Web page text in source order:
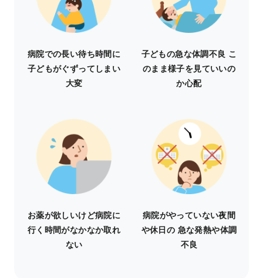
病院での長い待ち時間に
子どもがぐずってしまい
大変
子どもの急な体調不良 こ
のまま様子を見ていいの
か心配
お薬が欲しいけど病院に
行く時間がなかなか取れ
ない
病院がやっていない夜間
や休日の 急な発熱や体調
不良